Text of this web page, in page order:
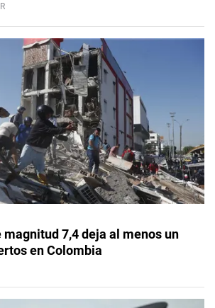
7,4 deja al menos un
en Colombia